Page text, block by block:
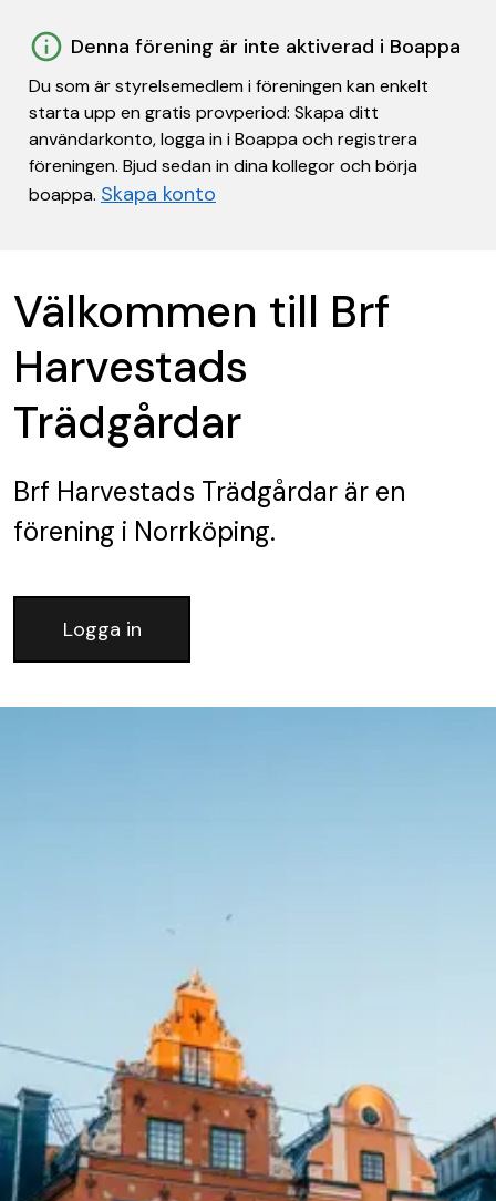
Denna förening är inte aktiverad i Boappa
Du som är styrelsemedlem i föreningen kan enkelt
starta upp en gratis provperiod: Skapa ditt
användarkonto, logga in i Boappa och registrera
föreningen. Bjud sedan in dina kollegor och börja
boappa. Skapa konto
Välkommen till Brf
Harvestads
Trädgårdar
Brf Harvestads Trädgårdar är en
förening i Norrköping.
Logga in